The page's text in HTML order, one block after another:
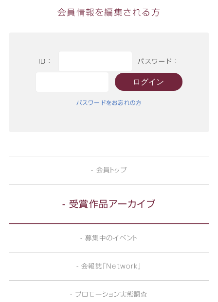
会員情報を編集される方
ID： パスワード：
パスワードをお忘れの方
- 会員トップ
- 受賞作品アーカイブ
- 募集中のイベント
- 会報誌「Network」
- プロモーション実態調査